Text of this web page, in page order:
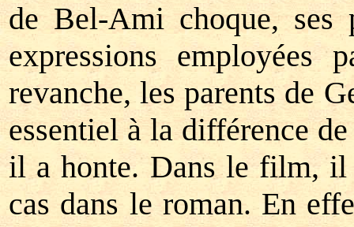
de Bel-Ami choque, ses
expressions employées
revanche, les parents de
essentiel à la différence
il a honte. Dans le film, il
cas dans le roman. En